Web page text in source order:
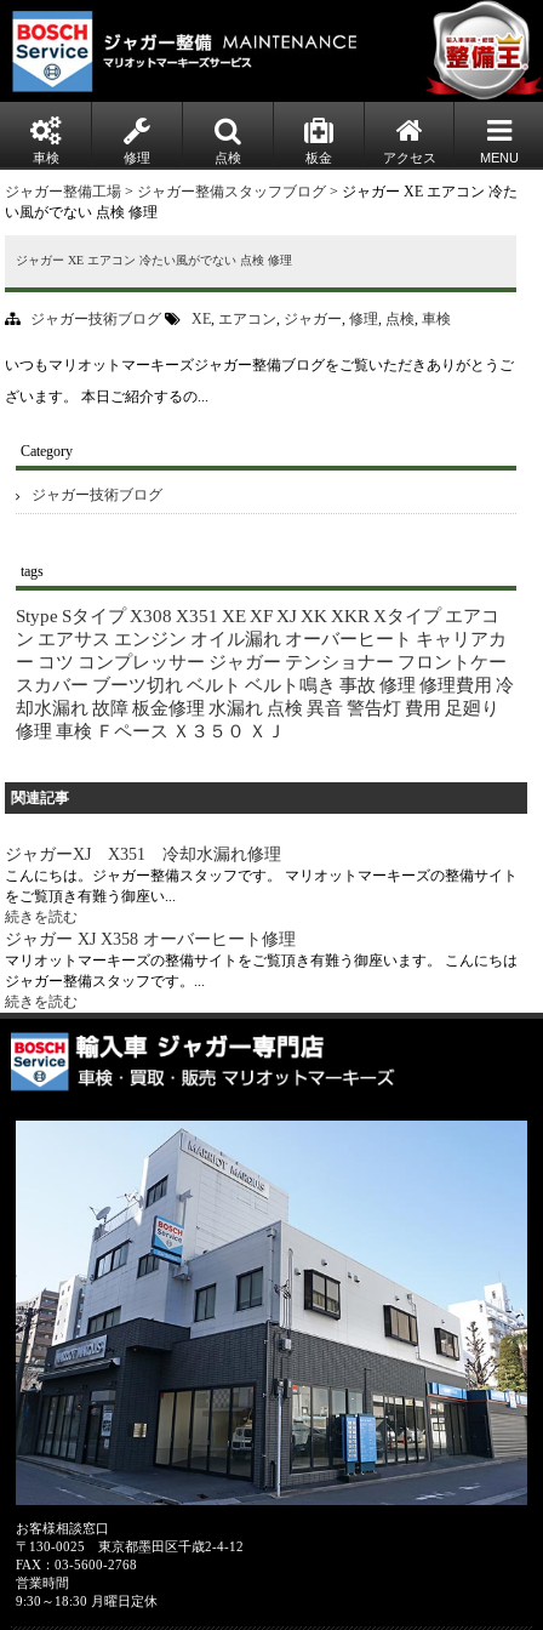
車検 修理 点検 板金 アクセス MENU
ジャガー整備工場 > ジャガー整備スタッフブログ > ジャガー XE エアコン 冷た
い風がでない 点検 修理
ジャガー XE エアコン 冷たい風がでない 点検 修理
ジャガー技術ブログ XE, エアコン, ジャガー,修理, 点検,車検
いつもマリオットマーキーズジャガー整備ブログをご覧いただきありがとうご
ざいます。 本日ご紹介するの...
Category
ジャガー技術ブログ
tags
Stype Sタイプ X308 X351 XE XF XJ XK XKR Xタイプ エアコ
ン エアサス エンジン オイル漏れ オーバーヒート キャリアカ
ー コツ コンプレッサー ジャガー テンショナー フロントケー
スカバー ブーツ切れベルト ベルト鳴き 事故 修理 修理費用 冷
却水漏れ故障板金修理 水漏れ 点検 異音警告灯 費用 足廻り
修理 車検 Ｆペース Ｘ３５０ ＸＪ
関連記事
ジャガーXJ X351 冷却水漏れ修理
こんにちは。ジャガー整備スタッフです。 マリオットマーキーズの整備サイト
をご覧頂き有難う御座い...
続きを読む
ジャガー XJ X358 オーバーヒート修理
マリオットマーキーズの整備サイトをご覧頂き有難う御座います。 こんにちは
ジャガー整備スタッフです。...
続きを読む
お客様相談窓口
〒130-0025
東京都墨田区千歳2-4-12
FAX：03-5600-2768
営業時間
9:30～18:30 月曜日定休